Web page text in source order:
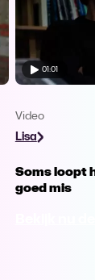
01:01
Video
Lisa
Soms loopt
goed mis